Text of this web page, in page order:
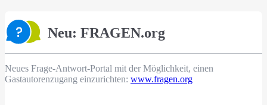
Neu: FRAGEN.org
Neues Frage-Antwort-Portal mit der Möglichkeit, einen
Gastautorenzugang einzurichten: www.fragen.org